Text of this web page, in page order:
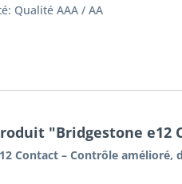
Qualité AAA / AA
"Bridgestone e12
Contact – Contrôle